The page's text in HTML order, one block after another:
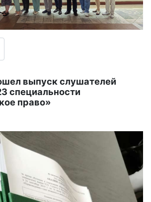
выпуск слушателей
специальности
право»